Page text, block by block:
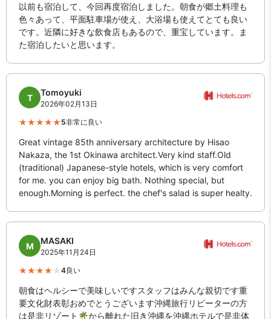
以前も宿泊して、今回再度宿泊しました。朝食が郷土料理も
色々あって、平面駐車場が使え、大浴場も使えてとても良い
です。近隣に好きな飲食店もあるので、重宝しています。ま
た宿泊したいと思います。
T
Tomoyuki
2026年02月13日
5非常に良い
Great vintage 85th anniversary architecture by Hisao
Nakaza, the 1st Okinawa architect.Very kind staff.Old
(traditional) Japanese-style hotels, which is very comfort
for me. you can enjoy big bath. Nothing special, but
enough.Morning is perfect. the chef's salad is super healty.
M
MASAKI
2025年11月24日
4良い
朝食はヘルシーで美味しいですスタッフはみんな親切です重
要文化財表彰おめでとうございます沖縄旅行リピーターの方
は是非リゾート🌴から離れた旧き沖縄を沖縄ホテルで是非体